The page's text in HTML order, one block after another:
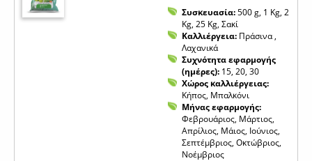
Συσκευασία:500 g, 1 Kg, 2
Kg, 25 Kg, Σακί
Καλλιέργεια: Πράσινα ,
Λαχανικά
Συχνότητα εφαρμογής
(ημέρες): 15, 20, 30
Χώρος καλλιέργειας:
Κήπος, Μπαλκόνι
Μήνας εφαρμογής:
Φεβρουάριος, Μάρτιος,
Απρίλιος, Μάιος, Ιούνιος,
Σεπτέμβριος, Οκτώβριος,
Νοέμβριος